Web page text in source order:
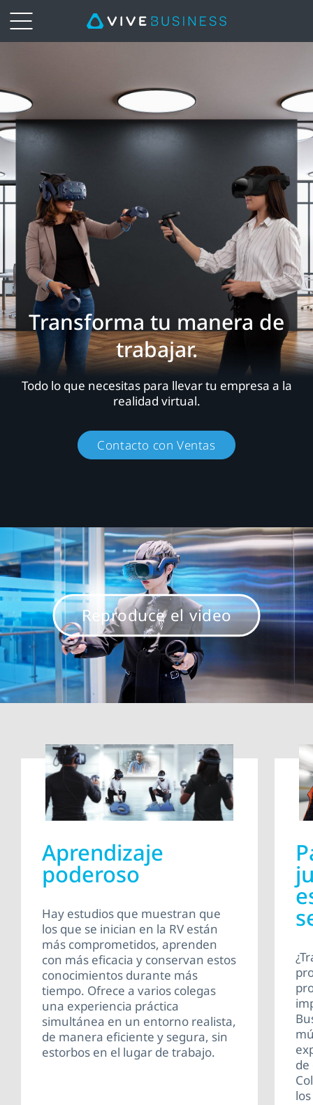
Business
Mexico
-
VR
Para
Empresas
VIVE
Business.
Todo
para
trabajar
en
la
RV.
Transforma tu manera de
trabajar.
Todo lo que necesitas para llevar tu empresa a la
realidad virtual.
Contacto con Ventas
Reproduce el video
Aprendizaje
poderoso
Hay estudios que muestran que
los que se inician en la RV están
más comprometidos, aprenden
con más eficacia y conservan estos
conocimientos durante más
tiempo. Ofrece a varios colegas
una experiencia práctica
simultánea en un entorno realista,
de manera eficiente y segura, sin
estorbos en el lugar de trabajo.
de